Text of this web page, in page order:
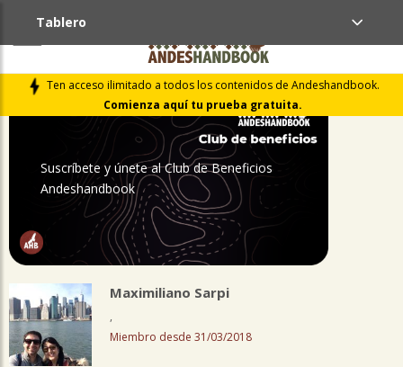
Ten acceso ilimitado a todos los contenidos de Andeshandbook.
Comienza aquí tu prueba gratuita.
Tablero
Suscríbete y únete al Club de Beneficios
Andeshandbook
Maximiliano Sarpi
,
Miembro desde 31/03/2018